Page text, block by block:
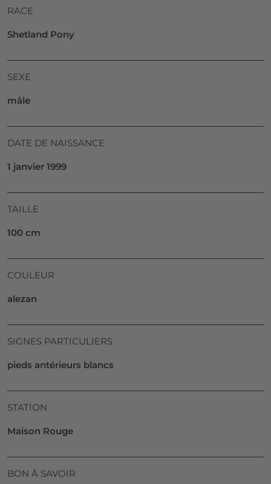
RACE
Shetland Pony
SEXE
mâle
DATE DE NAISSANCE
1 janvier 1999
TAILLE
100 cm
COULEUR
alezan
SIGNES PARTICULIERS
pieds antérieurs blancs
STATION
Maison Rouge
BON À SAVOIR